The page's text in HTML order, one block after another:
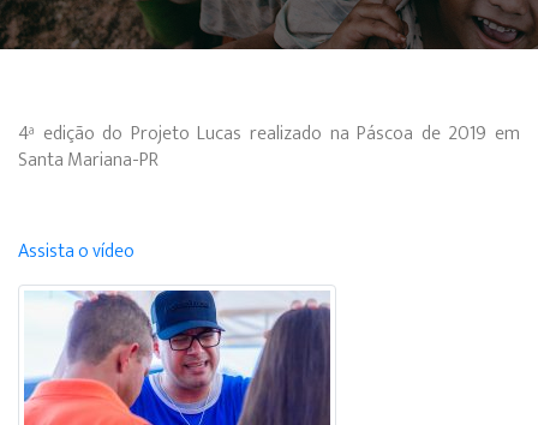
4ª edição do Projeto Lucas realizado na Páscoa de 2019 em
Santa Mariana-PR
Assista o vídeo